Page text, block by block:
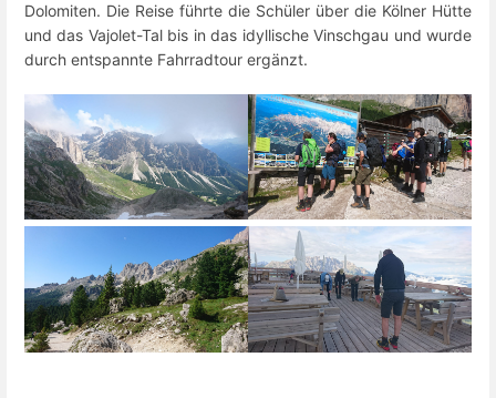
Dolomiten. Die Reise führte die Schüler über die Kölner Hütte
und das Vajolet-Tal bis in das idyllische Vinschgau und wurde
durch entspannte Fahrradtour ergänzt.